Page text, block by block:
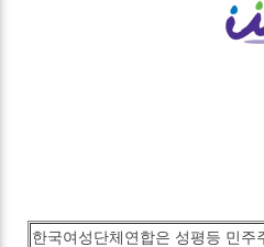
한국여성단체연합은 성평등 민주